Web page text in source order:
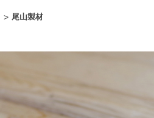
尾山製材